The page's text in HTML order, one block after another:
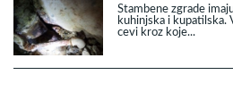
Stambene zgrade
kuhinjska i kupatilska.
cevi kroz koje...